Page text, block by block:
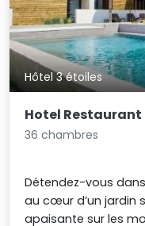
Hôtel 3 étoiles
Hotel
36 chambres
Détendez-vous
au cœur d’un jardin
apaisante sur les